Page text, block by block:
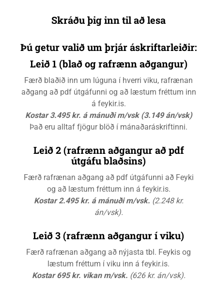
Skráðu þig inn til að lesa
Þú getur valið um þrjár áskriftarleiðir:
Leið 1 (blað og rafrænn aðgangur)
Færð blaðið inn um lúguna í hverri viku, rafrænan
aðgang að pdf útgáfunni og að læstum fréttum inn
á feykir.is.
Kostar 3.495 kr. á mánuði m/vsk (3.149 án/vsk)
Það eru alltaf fjögur blöð í mánaðaráskriftinni.
Leið 2 (rafrænn aðgangur að pdf
útgáfu blaðsins)
Færð rafrænan aðgang að pdf útgáfunni að Feyki
og að læstum fréttum inn á feykir.is.
Kostar 2.495 kr. á mánuði m/vsk. (2.248 kr.
án/vsk).
Leið 3 (rafrænn aðgangur í viku)
Færð rafrænan aðgang að nýjasta tbl. Feykis og
læstum fréttum í viku inn á feykir.is.
Kostar 695 kr. vikan m/vsk. (626 kr. án/vsk).